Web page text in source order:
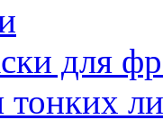
для
тонких